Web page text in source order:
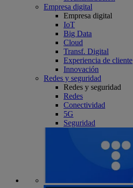
Empresa digital
Empresa digital
IoT
Big Data
Cloud
Transf. Digital
Experiencia de cliente
Innovación
Redes y seguridad
Redes y seguridad
Redes
Conectividad
5G
Seguridad